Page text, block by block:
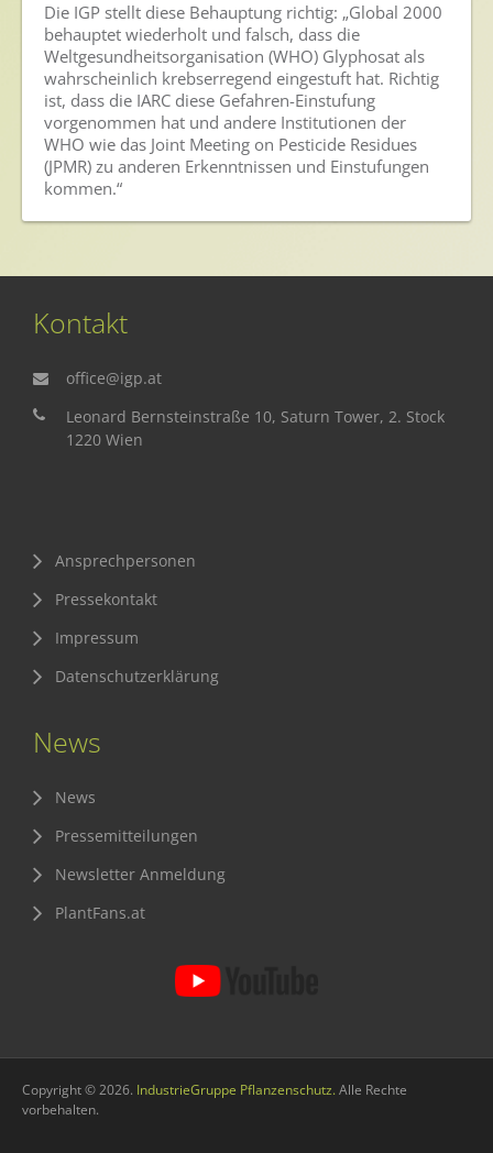
Publikationen
Newsletter
Archiv
Die IGP stellt diese Behauptung richtig: „Global 2000
behauptet wiederholt und falsch, dass die
Weltgesundheitsorganisation (WHO) Glyphosat als
wahrscheinlich krebserregend eingestuft hat. Richtig
ist, dass die IARC diese Gefahren-Einstufung
vorgenommen hat und andere Institutionen der
WHO wie das Joint Meeting on Pesticide Residues
(JPMR) zu anderen Erkenntnissen und Einstufungen
kommen.“
Kontakt
office@igp.at
Leonard Bernsteinstraße 10, Saturn Tower, 2. Stock
1220 Wien
Ansprechpersonen
Pressekontakt
Impressum
Datenschutzerklärung
News
News
Pressemitteilungen
Newsletter Anmeldung
PlantFans.at
Copyright © 2026. IndustrieGruppe Pflanzenschutz. Alle Rechte
vorbehalten.